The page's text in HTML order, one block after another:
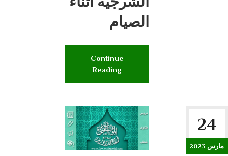
الصيام
Continue
Reading
24
مارس 2023